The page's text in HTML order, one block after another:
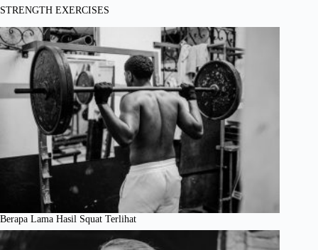
STRENGTH EXERCISES
Berapa Lama Hasil Squat Terlihat